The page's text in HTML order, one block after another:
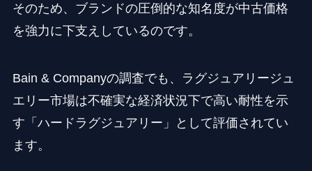
そのため、ブランドの圧倒的な知名度が中古価格
を強力に下支えしているのです。
Bain & Companyの調査でも、ラグジュアリージュ
エリー市場は不確実な経済状況下で高い耐性を示
す「ハードラグジュアリー」として評価されてい
ます。